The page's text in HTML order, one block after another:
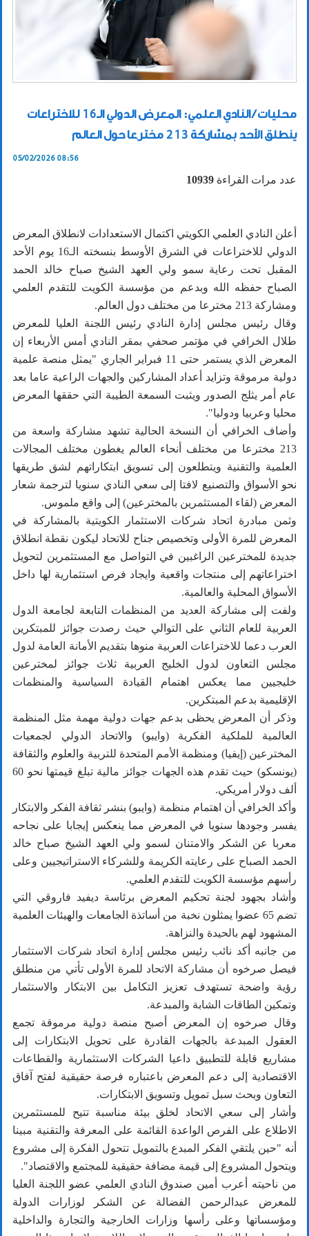
محليات / النادي العلمي: المعرض الدولي الـ16 للاختراعات
ينطلق الأحد بمشاركة 213 مخترعا حول العالم
05/02/2026 08:56
عدد مرات القراءة 10939
أعلن النادي العلمي الكويتي اكتمال الاستعدادات لانطلاق المعرض
الدولي للاختراعات في الشرق الأوسط بنسخته الـ16 يوم الأحد
المقبل تحت رعاية سمو ولي العهد الشيخ صباح خالد الحمد
الصباح حفظه الله وبدعم من مؤسسة الكويت للتقدم العلمي
ومشاركة 213 مخترعا من مختلف دول العالم.
وقال رئيس مجلس إدارة النادي رئيس اللجنة العليا للمعرض
طلال الخرافي في مؤتمر صحفي بمقر النادي أمس الأربعاء إن
المعرض الذي يستمر حتى 11 فبراير الجاري "يمثل منصة علمية
دولية مرموقة وتزايد أعداد المشاركين والجهات الراعية عاما بعد
عام أمر يثلج الصدور ويثبت السمعة الطيبة التي حققها المعرض
محليا وعربيا ودوليا".
وأضاف الخرافي أن النسخة الحالية تشهد مشاركة واسعة من
213 مخترعا من مختلف أنحاء العالم يغطون مختلف المجالات
العلمية والتقنية ويتطلعون إلى تسويق ابتكاراتهم لشق طريقها
نحو الأسواق والتصنيع لافتا إلى سعي النادي سنويا لترجمة شعار
المعرض (لقاء المستثمرين بالمخترعين) إلى واقع ملموس.
وثمن مبادرة اتحاد شركات الاستثمار الكويتية بالمشاركة في
المعرض للمرة الأولى وتخصيص جناح للاتحاد ليكون نقطة انطلاق
جديدة للمخترعين الراغبين في التواصل مع المستثمرين لتحويل
اختراعاتهم إلى منتجات واقعية وايجاد فرص استثمارية لها داخل
الأسواق المحلية والعالمية.
ولفت إلى مشاركة العديد من المنظمات التابعة لجامعة الدول
العربية للعام الثاني على التوالي حيث رصدت جوائز للمبتكرين
العرب دعما للاختراعات العربية منوها بتقديم الأمانة العامة لدول
مجلس التعاون لدول الخليج العربية ثلاث جوائز لمخترعين
خليجيين مما يعكس اهتمام القيادة السياسية والمنظمات
الإقليمية بدعم المبتكرين.
وذكر أن المعرض يحظى بدعم جهات دولية مهمة مثل المنظمة
العالمية للملكية الفكرية (وايبو) والاتحاد الدولي لجمعيات
المخترعين (إيفيا) ومنظمة الأمم المتحدة للتربية والعلوم والثقافة
(يونسكو) حيث تقدم هذه الجهات جوائز مالية تبلغ قيمتها نحو 60
ألف دولار أمريكي.
وأكد الخرافي أن اهتمام منظمة (وايبو) بنشر ثقافة الفكر والابتكار
يفسر وجودها سنويا في المعرض مما ينعكس إيجابا على نجاحه
معربا عن الشكر والامتنان لسمو ولي العهد الشيخ صباح خالد
الحمد الصباح على رعايته الكريمة وللشركاء الاستراتيجيين وعلى
رأسهم مؤسسة الكويت للتقدم العلمي.
وأشاد بجهود لجنة تحكيم المعرض برئاسة ديفيد فاروقي التي
تضم 65 عضوا يمثلون نخبة من أساتذة الجامعات والهيئات العلمية
المشهود لهم بالحيدة والنزاهة.
من جانبه أكد نائب رئيس مجلس إدارة اتحاد شركات الاستثمار
فيصل صرخوه أن مشاركة الاتحاد للمرة الأولى تأتي من منطلق
رؤية واضحة تستهدف تعزيز التكامل بين الابتكار والاستثمار
وتمكين الطاقات الشابة والمبدعة.
وقال صرخوه إن المعرض أصبح منصة دولية مرموقة تجمع
العقول المبدعة بالجهات القادرة على تحويل الابتكارات إلى
مشاريع قابلة للتطبيق داعيا الشركات الاستثمارية والقطاعات
الاقتصادية إلى دعم المعرض باعتباره فرصة حقيقية لفتح آفاق
التعاون وبحث سبل تمويل وتسويق الابتكارات.
وأشار إلى سعي الاتحاد لخلق بيئة مناسبة تتيح للمستثمرين
الاطلاع على الفرص الواعدة القائمة على المعرفة والتقنية مبينا
أنه "حين يلتقي الفكر المبدع بالتمويل تتحول الفكرة إلى مشروع
ويتحول المشروع إلى قيمة مضافة حقيقية للمجتمع والاقتصاد".
من ناحيته أعرب أمين صندوق النادي العلمي عضو اللجنة العليا
للمعرض عبدالرحمن الفضالة عن الشكر لوزارات الدولة
ومؤسساتها وعلى رأسها وزارات الخارجية والتجارة والداخلية